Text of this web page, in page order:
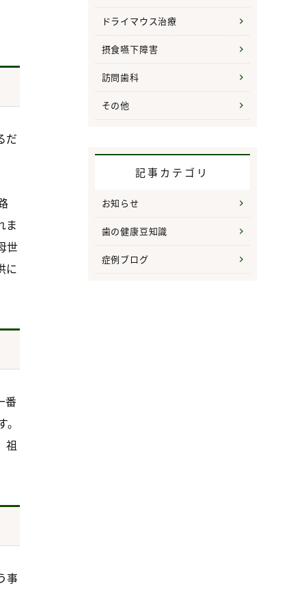
だ
ま
世
に
番
祖
事
ドライマウス治療
摂食嚥下障害
訪問歯科
その他
記事カテゴリ
お知らせ
歯の健康豆知識
症例ブログ